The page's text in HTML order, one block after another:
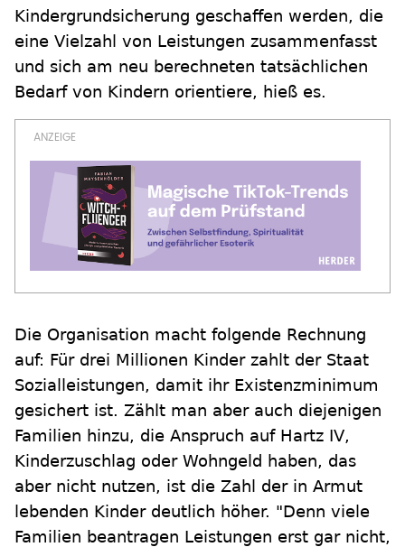
Kindergrundsicherung geschaffen werden, die
eine Vielzahl von Leistungen zusammenfasst
und sich am neu berechneten tatsächlichen
Bedarf von Kindern orientiere, hieß es.
Die Organisation macht folgende Rechnung
auf: Für drei Millionen Kinder zahlt der Staat
Sozialleistungen, damit ihr Existenzminimum
gesichert ist. Zählt man aber auch diejenigen
Familien hinzu, die Anspruch auf Hartz IV,
Kinderzuschlag oder Wohngeld haben, das
aber nicht nutzen, ist die Zahl der in Armut
lebenden Kinder deutlich höher. "Denn viele
Familien beantragen Leistungen erst gar nicht,